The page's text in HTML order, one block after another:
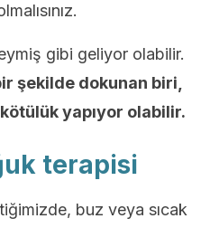
gibi geliyor olabilir.
şekilde dokunan biri,
yapıyor olabilir.
terapisi
buz veya sıcak